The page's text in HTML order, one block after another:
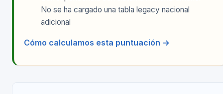
No se ha cargado una tabla legacy nacional
adicional
Cómo calculamos esta puntuación →